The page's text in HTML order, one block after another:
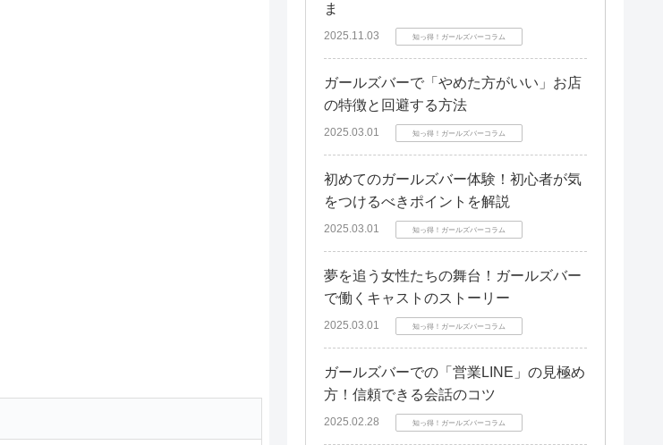
ま
2025.11.03 知っ得！ガールズバーコラム
ガールズバーで「やめた方がいい」お店
の特徴と回避する方法
2025.03.01 知っ得！ガールズバーコラム
初めてのガールズバー体験！初心者が気
をつけるべきポイントを解説
2025.03.01 知っ得！ガールズバーコラム
夢を追う女性たちの舞台！ガールズバー
で働くキャストのストーリー
2025.03.01 知っ得！ガールズバーコラム
ガールズバーでの「営業LINE」の見極め
方！信頼できる会話のコツ
2025.02.28 知っ得！ガールズバーコラム